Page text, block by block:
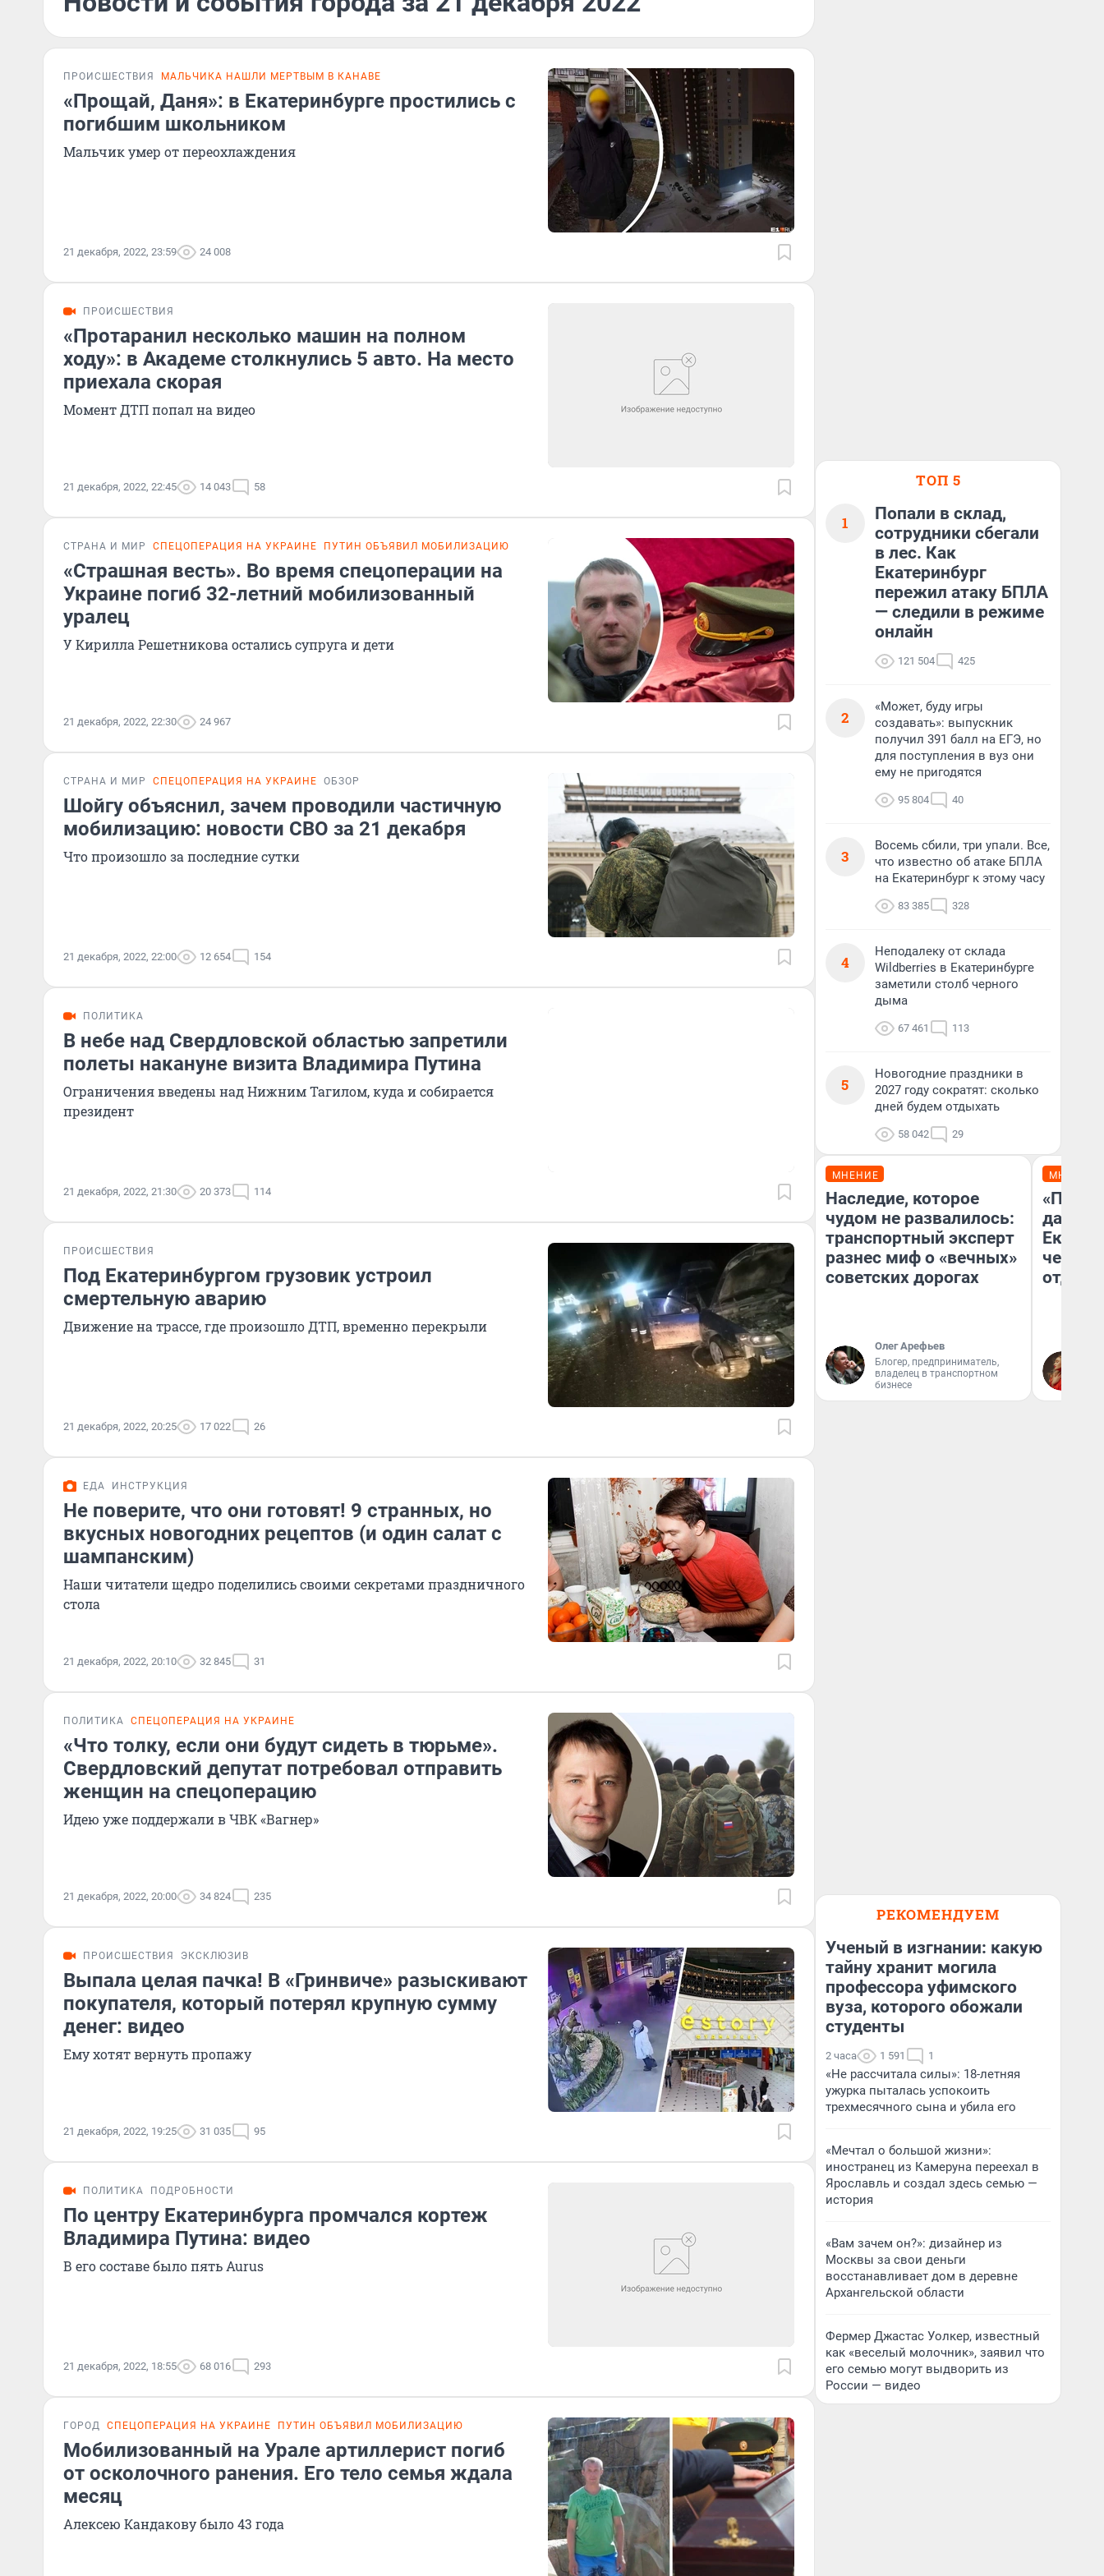
ПРОИСШЕСТВИЯ МАЛЬЧИКА НАШЛИ МЕРТВЫМ В КАНАВЕ
«Прощай, Даня»: в Екатеринбурге простились с
погибшим школьником
Мальчик умер от переохлаждения
21 декабря, 2022, 23:59 24 008
ПРОИСШЕСТВИЯ
«Протаранил несколько машин на полном
ходу»: в Академе столкнулись 5 авто. На место
приехала скорая
Момент ДТП попал на видео
21 декабря, 2022, 22:45 14 043 58
СТРАНА И МИР СПЕЦОПЕРАЦИЯ НА УКРАИНЕ ПУТИН ОБЪЯВИЛ МОБИЛИЗАЦИЮ
«Страшная весть». Во время спецоперации на
Украине погиб 32-летний мобилизованный
уралец
У Кирилла Решетникова остались супруга и дети
21 декабря, 2022, 22:30 24 967
СТРАНА И МИР СПЕЦОПЕРАЦИЯ НА УКРАИНЕ ОБЗОР
Шойгу объяснил, зачем проводили частичную
мобилизацию: новости СВО за 21 декабря
Что произошло за последние сутки
21 декабря, 2022, 22:00 12 654 154
ПОЛИТИКА
В небе над Свердловской областью запретили
полеты накануне визита Владимира Путина
Ограничения введены над Нижним Тагилом, куда и собирается
президент
21 декабря, 2022, 21:30 20 373 114
ПРОИСШЕСТВИЯ
Под Екатеринбургом грузовик устроил
смертельную аварию
Движение на трассе, где произошло ДТП, временно перекрыли
21 декабря, 2022, 20:25 17 022 26
ЕДА ИНСТРУКЦИЯ
Не поверите, что они готовят! 9 странных, но
вкусных новогодних рецептов (и один салат с
шампанским)
Наши читатели щедро поделились своими секретами праздничного
стола
21 декабря, 2022, 20:10 32 845 31
ПОЛИТИКА СПЕЦОПЕРАЦИЯ НА УКРАИНЕ
«Что толку, если они будут сидеть в тюрьме».
Свердловский депутат потребовал отправить
женщин на спецоперацию
Идею уже поддержали в ЧВК «Вагнер»
21 декабря, 2022, 20:00 34 824 235
ПРОИСШЕСТВИЯ ЭКСКЛЮЗИВ
Выпала целая пачка! В «Гринвиче» разыскивают
покупателя, который потерял крупную сумму
денег: видео
Ему хотят вернуть пропажу
21 декабря, 2022, 19:25 31 035 95
ПОЛИТИКА ПОДРОБНОСТИ
По центру Екатеринбурга промчался кортеж
Владимира Путина: видео
В его составе было пять Aurus
21 декабря, 2022, 18:55 68 016 293
ГОРОД СПЕЦОПЕРАЦИЯ НА УКРАИНЕ ПУТИН ОБЪЯВИЛ МОБИЛИЗАЦИЮ
Мобилизованный на Урале артиллерист погиб
от осколочного ранения. Его тело семья ждала
месяц
Алексею Кандакову было 43 года
ТОП 5
1
Попали в склад,
сотрудники сбегали
в лес. Как
Екатеринбург
пережил атаку БПЛА
— следили в режиме
онлайн
121 504 425
2
«Может, буду игры
создавать»: выпускник
получил 391 балл на ЕГЭ, но
для поступления в вуз они
ему не пригодятся
95 804 40
3
Восемь сбили, три упали. Все,
что известно об атаке БПЛА
на Екатеринбург к этому часу
83 385 328
4
Неподалеку от склада
Wildberries в Екатеринбурге
заметили столб черного
дыма
67 461 113
5
Новогодние праздники в
2027 году сократят: сколько
дней будем отдыхать
58 042 29
МНЕНИЕ
Наследие, которое
чудом не развалилось:
транспортный эксперт
разнес миф о «вечных»
советских дорогах
Олег Арефьев
Блогер, предприниматель,
владелец в транспортном
бизнесе
МНЕНИЕ
«Про
даже
честно
РЕКОМЕНДУЕМ
Ученый в изгнании: какую
тайну хранит могила
профессора уфимского
вуза, которого обожали
студенты
2 часа 1 591 1
«Не рассчитала силы»: 18-летняя
ужурка пыталась успокоить
трехмесячного сына и убила его
«Мечтал о большой жизни»:
иностранец из Камеруна переехал в
Ярославль и создал здесь семью —
история
«Вам зачем он?»: дизайнер из
Москвы за свои деньги
восстанавливает дом в деревне
Архангельской области
Фермер Джастас Уолкер, известный
как «веселый молочник», заявил что
его семью могут выдворить из
России — видео